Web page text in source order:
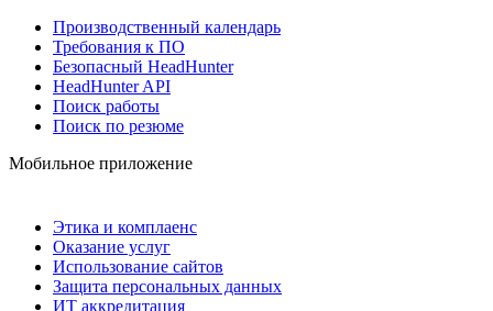
Производственный календарь
Требования к ПО
Безопасный HeadHunter
HeadHunter API
Поиск работы
Поиск по резюме
Мобильное приложение
Этика и комплаенс
Оказание услуг
Использование сайтов
Защита персональных данных
ИТ аккредитация